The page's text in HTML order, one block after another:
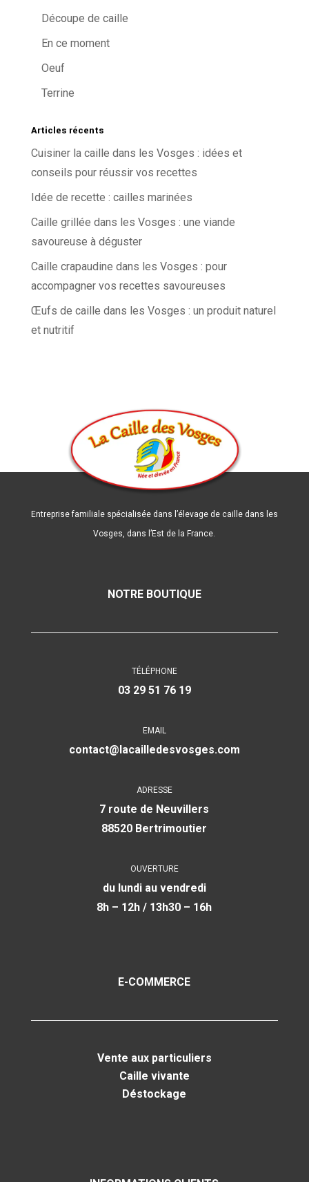
Découpe de caille
En ce moment
Oeuf
Terrine
Articles récents
Cuisiner la caille dans les Vosges : idées et
conseils pour réussir vos recettes
Idée de recette : cailles marinées
Caille grillée dans les Vosges : une viande
savoureuse à déguster
Caille crapaudine dans les Vosges : pour
accompagner vos recettes savoureuses
Œufs de caille dans les Vosges : un produit naturel
et nutritif
Entreprise familiale spécialisée dans l’élevage de caille dans les
Vosges, dans l’Est de la France.
NOTRE BOUTIQUE
TÉLÉPHONE
03 29 51 76 19
EMAIL
contact@lacailledesvosges.com
ADRESSE
7 route de Neuvillers
88520 Bertrimoutier
OUVERTURE
du lundi au vendredi
8h – 12h / 13h30 – 16h
E-COMMERCE
Vente aux particuliers
Caille vivante
Déstockage